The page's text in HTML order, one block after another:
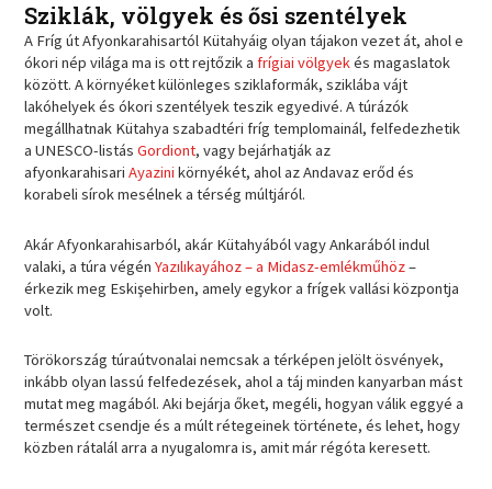
Sziklák, völgyek és ősi szentélyek
A Fríg út Afyonkarahisartól Kütahyáig olyan tájakon vezet át, ahol e
ókori nép világa ma is ott rejtőzik afrígiai völgyekés magaslatok
között. A környéket különleges sziklaformák, sziklába vájt
lakóhelyek és ókori szentélyek teszik egyedivé. A túrázók
megállhatnak Kütahya szabadtéri fríg templomainál, felfedezhetik
a UNESCO-listásGordiont, vagy bejárhatják az
afyonkarahisariAyazini környékét, ahol az Andavaz erőd és
korabeli sírok mesélnek a térség múltjáról.
Akár Afyonkarahisarból, akár Kütahyából vagy Ankarából indul
valaki, a túra végénYazılıkayához – a Midasz-emlékműhöz–
érkezik meg Eskişehirben, amely egykor a frígek vallási központja
volt.
Törökország túraútvonalai nemcsak a térképen jelölt ösvények,
inkább olyan lassú felfedezések, ahol a táj minden kanyarban mást
mutat meg magából. Aki bejárja őket, megéli, hogyan válik eggyé a
természet csendje és a múlt rétegeinek története, és lehet, hogy
közben rátalál arra a nyugalomra is, amit már régóta keresett.